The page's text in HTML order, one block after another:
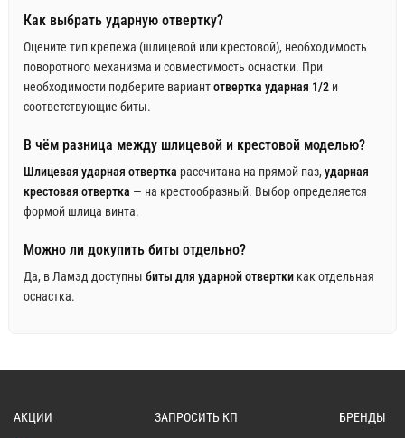
Как выбрать ударную отвертку?
Оцените тип крепежа (шлицевой или крестовой), необходимость
поворотного механизма и совместимость оснастки. При
необходимости подберите вариантотвертка ударная 1/2и
соответствующие биты.
В чём разница между шлицевой и крестовой моделью?
Шлицевая ударная отвертка рассчитана на прямой паз, ударная
крестовая отвертка — на крестообразный. Выбор определяется
формой шлица винта.
Можно ли докупить биты отдельно?
Да, в Ламэд доступны биты для ударной отверткикак отдельная
оснастка.
АКЦИИ ЗАПРОСИТЬ КП БРЕНДЫ